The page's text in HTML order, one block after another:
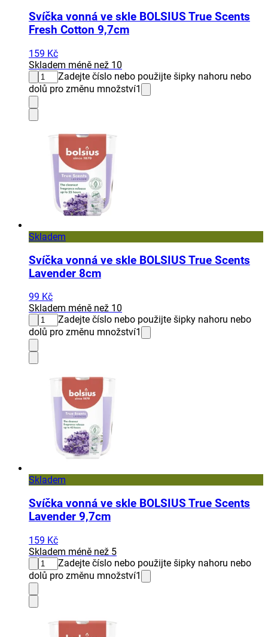
Svíčka vonná ve skle BOLSIUS True Scents
Fresh Cotton 9,7cm
159 Kč
Skladem méně než 10
Zadejte číslo nebo použijte šipky nahoru nebo
dolů pro změnu množství1
Skladem
Svíčka vonná ve skle BOLSIUS True Scents
Lavender 8cm
99 Kč
Skladem méně než 10
Zadejte číslo nebo použijte šipky nahoru nebo
dolů pro změnu množství1
Skladem
Svíčka vonná ve skle BOLSIUS True Scents
Lavender 9,7cm
159 Kč
Skladem méně než 5
Zadejte číslo nebo použijte šipky nahoru nebo
dolů pro změnu množství1